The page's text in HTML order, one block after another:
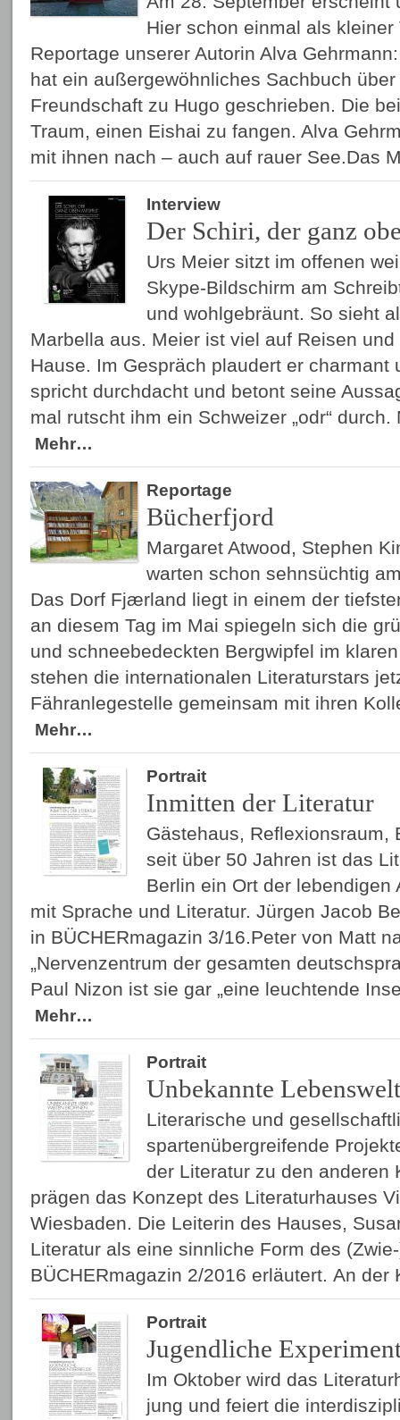
Hier schon einmal als
Reportage unserer Autorin Alva
hat ein außergewöhnliches Sachbuch
Freundschaft zu Hugo geschrieben. Die
Traum, einen Eishai zu fangen. Alva
mit ihnen nach – auch auf rauer See.Das
Interview
Der Schiri, der ganz
Urs Meier sitzt im offenen
Skype-Bildschirm am
und wohlgebräunt. So sieht
Marbella aus. Meier ist viel auf Reisen
Hause. Im Gespräch plaudert er charmant
spricht durchdacht und betont seine
mal rutscht ihm ein Schweizer „odr“
Mehr…
Reportage
Bücherfjord
Margaret Atwood, Stephen
warten schon sehnsüchtig
Das Dorf Fjærland liegt in einem der
an diesem Tag im Mai spiegeln sich die
und schneebedeckten Bergwipfel im
stehen die internationalen Literaturstars
Fähranlegestelle gemeinsam mit ihren
Mehr…
Portrait
Inmitten der Literatur
Gästehaus, Reflexionsraum,
seit über 50 Jahren ist das
Berlin ein Ort der lebendigen
mit Sprache und Literatur. Jürgen Jacob
in BÜCHERmagazin 3/16.Peter von Matt
„Nervenzentrum der gesamten
Paul Nizon ist sie gar „eine leuchtende
Mehr…
Portrait
Unbekannte
Literarische und
sparten­übergreifende
der Literatur zu den anderen
prägen das Konzept des Literaturhauses
Wiesbaden. Die Leiterin des Hauses,
Literatur als eine sinnliche Form des
BÜCHERmagazin 2/2016 erläutert. An
Portrait
Jugendliche
Im Oktober wird das
jung und feiert die